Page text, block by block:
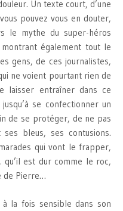
Un texte court, d’une
pouvez vous en douter,
le mythe du super-héros
également tout le
gens, de ces journalistes,
ne voient pourtant rien de
laisser entraîner dans ce
se confectionner un
de se protéger, de ne pas
bleus, ses contusions.
qui vont le frapper,
qu’il est dur comme le roc,
de Pierre…
la fois sensible dans son